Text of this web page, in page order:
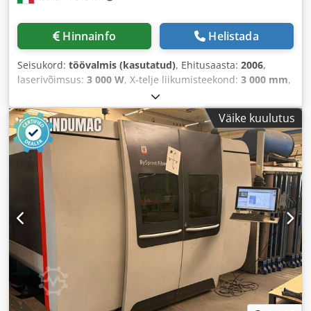
Hinnainfo Helistada
Seisukord: töövalmis (kasutatud), Ehitusaasta: 2006,
laserivõimsus: 3 000 W, X-telje liikumisteekond: 3 000 mm,
1 500 mm
teljeline Bystronic Bysprint 3015 CO₂-laserlõikemasin on
valmistatud 2006. aastal. Selle tööala mõõtmed on 3 000 ×
1 500 mm ning masin on varustatud automaatse laua
vahetajaga ja kahe lõikepea. Masina maksimaalne
lõikamisvõime on roostevabast terasest 12 mm ja pehmest
terasest 20 mm. Kui soovite kvaliteetset lõikamisvõimalust,
kaaluge meie müügis oleva Bystronic Bysprint 3015 masina
ostmist. Lisateabe saamiseks võtke meiega ühendust. •
Tööala: 3 000 × 1 500 mm • Lõikepäid: 2 (5" ja 7,5") •
Funktsioonid/valikud: lõikekontroll; adaptiivne peegli
ümbersuunamine; MCS; STL • Resonator: kaasas • Lõikepea
jahutussüsteem: kaasas • Turbini töötundide arv: umbes 7
000 tundi • Maksimaalne lõikamisvõime: • Pehme teras:
kuni 20 mm (pidev töö) • Roostevaba teras: kuni 12 mm
Väike kuulutus